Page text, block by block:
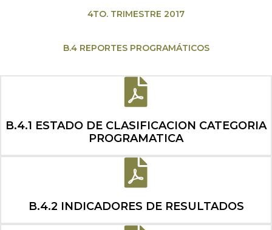
4TO. TRIMESTRE 2017
B.4 REPORTES PROGRAMÁTICOS
B.4.1 ESTADO DE CLASIFICACION CATEGORIA
PROGRAMATICA
B.4.2 INDICADORES DE RESULTADOS